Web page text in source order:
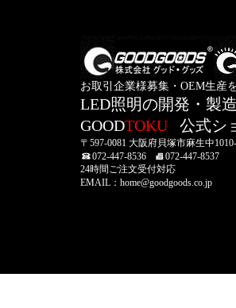
お取引企業様募集・OEM生産
LED照明の開発・製
GOODTOKU 公式シ
〒597-0081 大阪府貝塚市麻生中
072-447-8536
072-447-8537
24時間ご注文受付対応
EMAIL：home@goodgoods.co.jp